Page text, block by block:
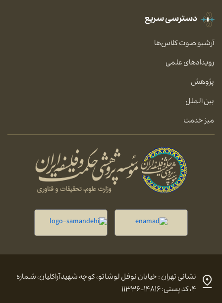
دسترسی سریع
آرشیو صوت کلاس‌ها
رویدادهای علمی
پژوهش
بین الملل
میز خدمت
نشانی تهران : خیابان نوفل لوشاتو، کوچه شهید آراکلیان، شماره
۴، کد پستی: ۱۴۸۱۶-۱۱۳۳۶